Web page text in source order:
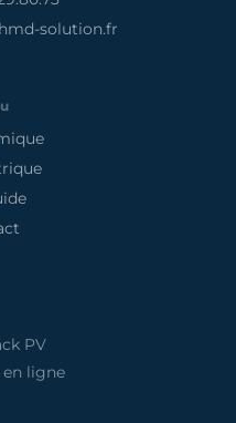
solution.fr
PV
ligne